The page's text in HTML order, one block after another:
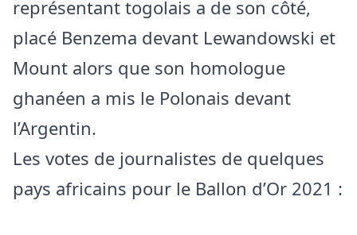
représentant togolais a de son côté,
placé Benzema devant Lewandowski et
Mount alors que son homologue
ghanéen a mis le Polonais devant
l’Argentin.
Les votes de journalistes de quelques
pays africains pour le Ballon d’Or 2021 :